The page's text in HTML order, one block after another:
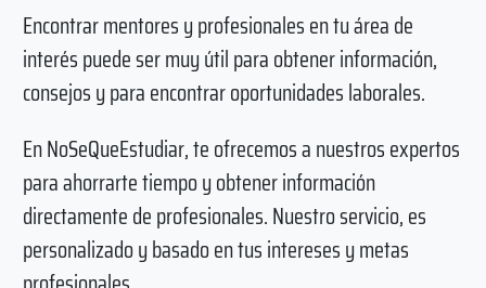
Encontrar mentores y profesionales en tu área de
interés puede ser muy útil para obtener información,
consejos y para encontrar oportunidades laborales.
En NoSeQueEstudiar, te ofrecemos a nuestros expertos
para ahorrarte tiempo y obtener información
directamente de profesionales. Nuestro servicio, es
personalizado y basado en tus intereses y metas